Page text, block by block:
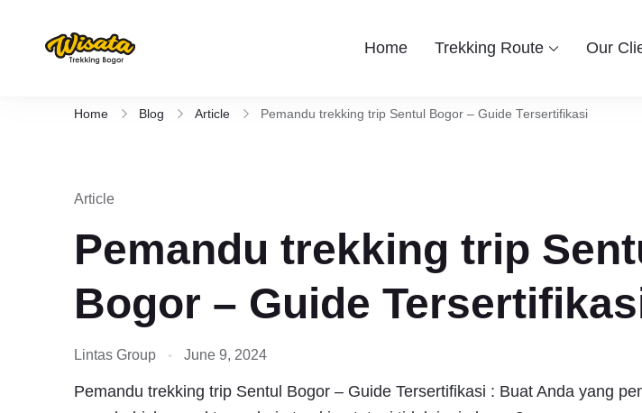
Aktivitas outdoor Bogor untuk anda yang ingin berwisata ke Bogor Sentul,
Home Trekking Route Our
Home Blog Article Pemandu trekking trip Sentul Bogor – Guide Tersertifikasi
Article
Pemandu trekking trip
Bogor – Guide
Lintas Group June 9, 2024
Pemandu trekking trip Sentul Bogor – Guide Tersertifikasi : Buat Anda yang